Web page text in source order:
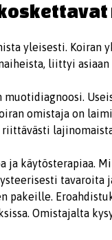
yleisesti. Koiran
liittyi asiaan
omistaja on
ja käytösterapiaa.
pakeille.
Omistajalta